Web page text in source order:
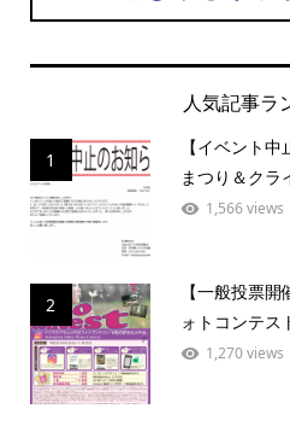
人気記事ラ
1
【イベント
まつり＆クラ
1,566 views
2
【一般投票
ォトコンテス
1,270 views